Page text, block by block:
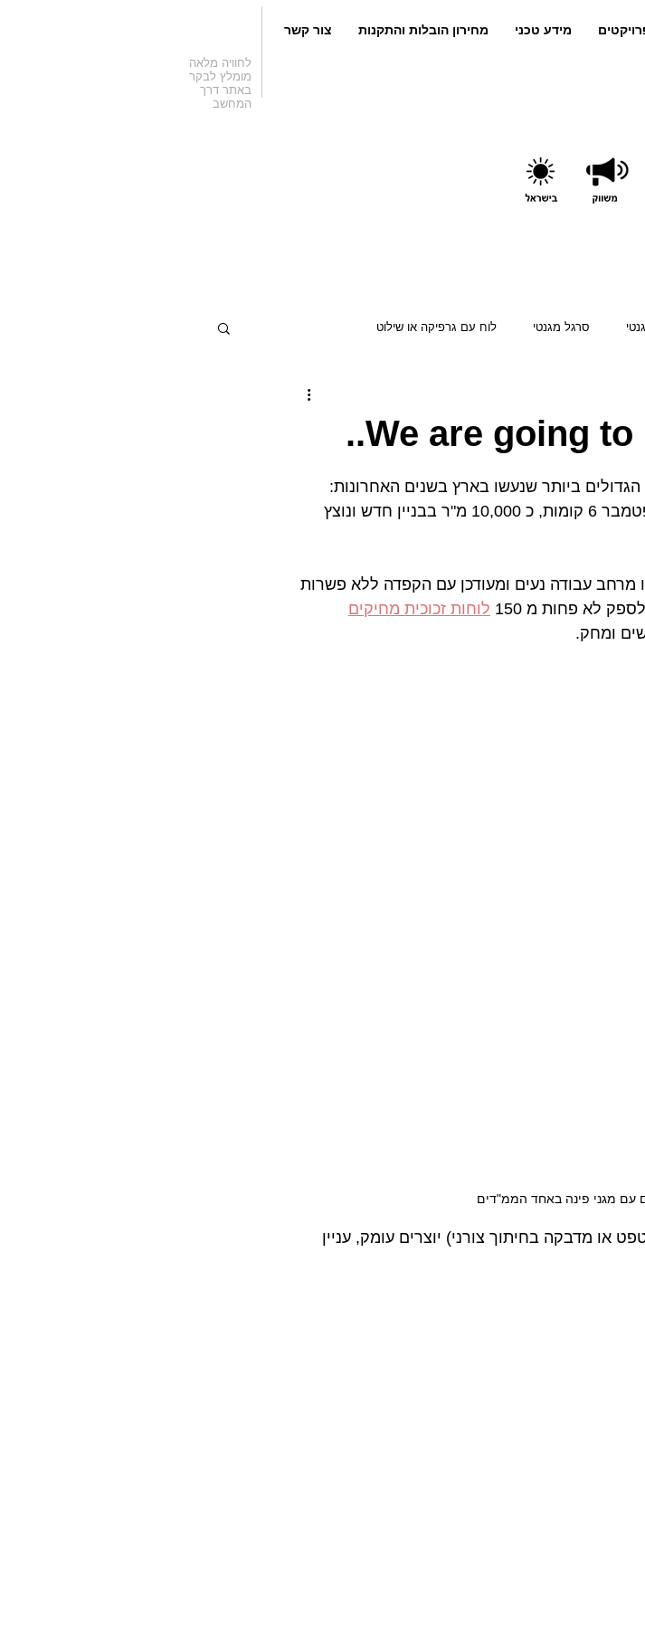
לחוויה מלאה
מומלץ לבקר
באתר דרך
המחשב
מידע טכני מחירון הובלות והתקנות צור קשר
סרגל מגנטי לוח עם גרפיקה או שילוט
We are going to
ביותר שנעשו בארץ בשנים האחרונות:
חברת נובה מכשירי מדידה איכלסה בתחילת ספטמבר 6 קומות, כ 10,000 מ"ר בבניין חדש ונוצץ
מרחב עבודה נעים ומעודכן עם הקפדה ללא פשרות
לא פחות מ 150
לוחות זכוכית מחיקים
ומחק.
או מדבקה בחיתוך צורני) יוצרים עומק, עניין